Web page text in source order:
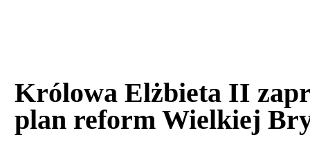
Królowa Elżbieta II
plan reform Wielkiej